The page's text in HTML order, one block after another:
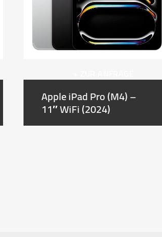
Apple iPad Pro (M4) –
11″ WiFi (2024)